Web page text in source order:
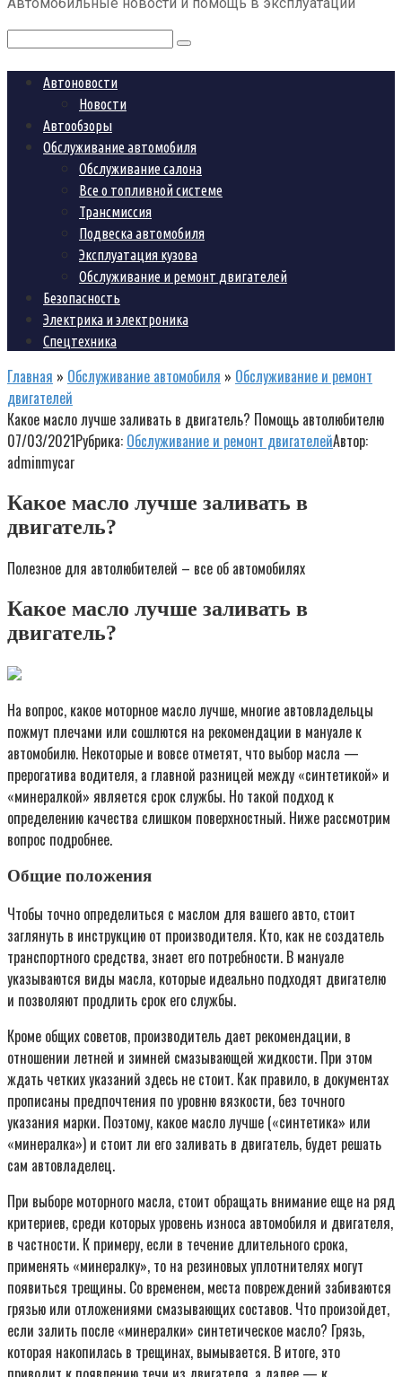
Поиск:
Автоновости
Новости
Автообзоры
Обслуживание автомобиля
Обслуживание салона
Все о топливной системе
Трансмиссия
Подвеска автомобиля
Эксплуатация кузова
Обслуживание и ремонт двигателей
Безопасность
Электрика и электроника
Спецтехника
Главная » Обслуживание автомобиля » Обслуживание и ремонт
двигателей
Какое масло лучше заливать в двигатель? Помощь автолюбителю
07/03/2021Рубрика: Обслуживание и ремонт двигателейАвтор:
adminmycar
Какое масло лучше заливать в
двигатель?
Полезное для автолюбителей – все об автомобилях
Какое масло лучше заливать в
двигатель?
На вопрос, какое моторное масло лучше, многие автовладельцы
пожмут плечами или сошлются на рекомендации в мануале к
автомобилю. Некоторые и вовсе отметят, что выбор масла —
прерогатива водителя, а главной разницей между «синтетикой» и
«минералкой» является срок службы. Но такой подход к
определению качества слишком поверхностный. Ниже рассмотрим
вопрос подробнее.
Общие положения
Чтобы точно определиться с маслом для вашего авто, стоит
заглянуть в инструкцию от производителя. Кто, как не создатель
транспортного средства, знает его потребности. В мануале
указываются виды масла, которые идеально подходят двигателю
и позволяют продлить срок его службы.
Кроме общих советов, производитель дает рекомендации, в
отношении летней и зимней смазывающей жидкости. При этом
ждать четких указаний здесь не стоит. Как правило, в документах
прописаны предпочтения по уровню вязкости, без точного
указания марки. Поэтому, какое масло лучше («синтетика» или
«минералка») и стоит ли его заливать в двигатель, будет решать
сам автовладелец.
При выборе моторного масла, стоит обращать внимание еще на ряд
критериев, среди которых уровень износа автомобиля и двигателя,
в частности. К примеру, если в течение длительного срока,
применять «минералку», то на резиновых уплотнителях могут
появиться трещины. Со временем, места повреждений забиваются
грязью или отложениями смазывающих составов. Что произойдет,
если залить после «минералки» синтетическое масло? Грязь,
которая накопилась в трещинах, вымывается. В итоге, это